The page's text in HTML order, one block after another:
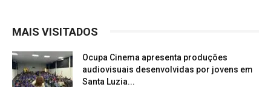
MAIS VISITADOS
Ocupa Cinema apresenta produções
audiovisuais desenvolvidas por jovens em
Santa Luzia...